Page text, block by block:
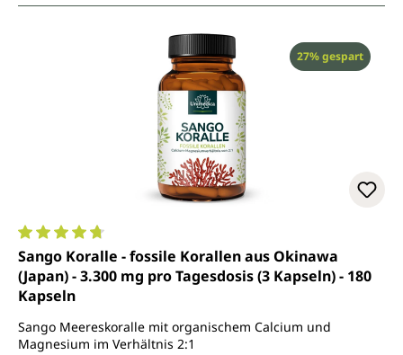
Rabatt
27% gespart
Durchschnittliche Bewertung von 4.7 von 5 Sternen
Sango Koralle - fossile Korallen aus Okinawa
(Japan) - 3.300 mg pro Tagesdosis (3 Kapseln) - 180
Kapseln
Sango Meereskoralle mit organischem Calcium und
Magnesium im Verhältnis 2:1